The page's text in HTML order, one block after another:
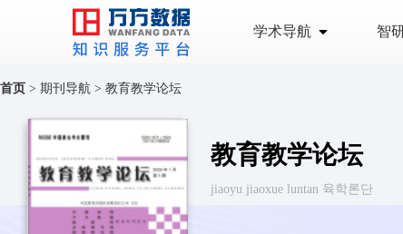
学术导航 智
首页 > 期刊导航 > 教育教学论坛
教育教学论坛
jiaoyu jiaoxue luntan 육학론단